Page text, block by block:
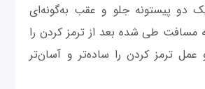
دو پیستونه جلو و عقب به‌گونه‌ای
مسافت طی شده بعد از ترمز کردن را
ترمز کردن را ساده‌تر و آسان‌تر